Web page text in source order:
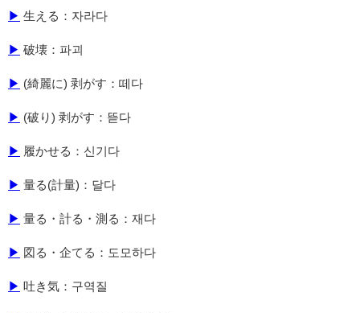
▶ 生える：자라다
▶ 破壊：파괴
▶ (綺麗に) 剥がす：떼다
▶ (破り) 剥がす：뜯다
▶ 履かせる：신기다
▶ 量る(計量)：달다
▶ 量る・計る・測る：재다
▶ 図る・企てる：도모하다
▶ 吐き気：구역질